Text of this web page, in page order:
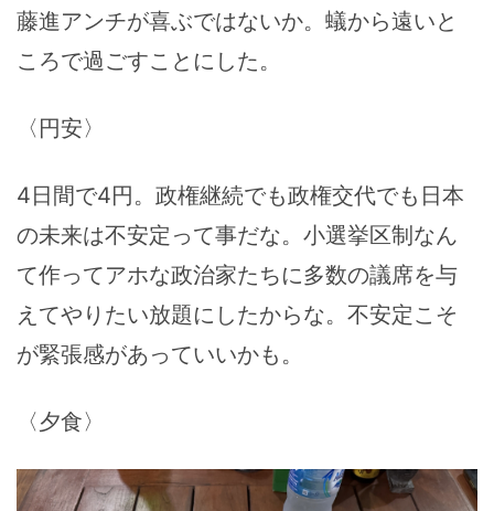
藤進アンチが喜ぶではないか。蟻から遠いと
ころで過ごすことにした。
〈円安〉
4日間で4円。政権継続でも政権交代でも日本
の未来は不安定って事だな。小選挙区制なん
て作ってアホな政治家たちに多数の議席を与
えてやりたい放題にしたからな。不安定こそ
が緊張感があっていいかも。
〈夕食〉